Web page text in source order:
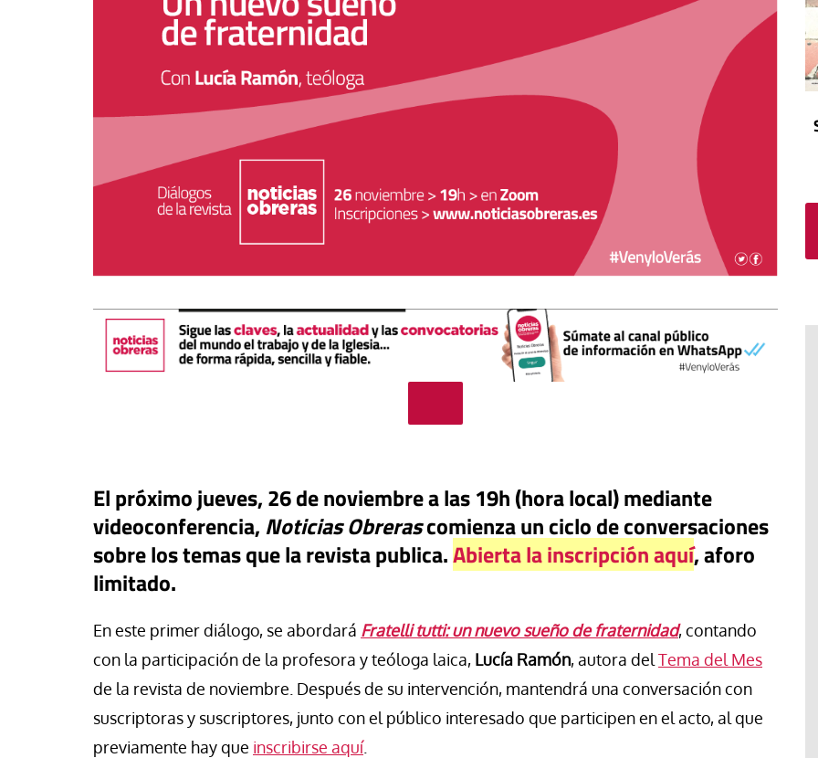
Radio — Mundo obrero hoy
Vidas precarias
Música
Relato
Blog Mensajes guardados
El próximo jueves, 26 de noviembre a las 19h (hora local) mediante
videoconferencia,Noticias Obrerascomienza un ciclo de conversaciones
sobre los temas que la revista publica.Abierta la inscripción aquí, aforo
limitado.
En este primer diálogo, se abordará Fratelli tutti: un nuevo sueño de fraternidad, contando
con la participación de la profesora y teóloga laica, Lucía Ramón, autora del Tema del Mes
de la revista de noviembre. Después de su intervención, mantendrá una conversación con
suscriptoras y suscriptores, junto con el público interesado que participen en el acto, al que
previamente hay que inscribirse aquí.
una pieza más en el
para el iliberalismo que
contra las democracias Tribuna
La otra orilla
José Luis Iglesias
Movimientos populares y
sindicatos de Argentina marchan
en San Cayetano en demanda de
“paz, pan, tierra, techo y trabajo”
Jose Luis Palacios